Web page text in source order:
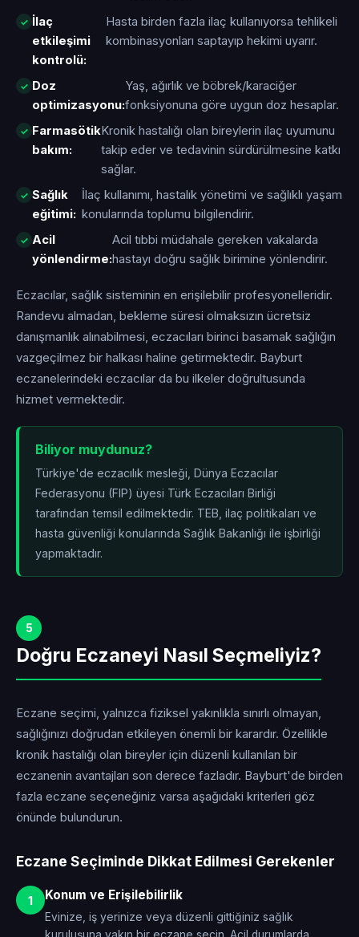
İlaç
etkileşimi
kontrolü:
Hasta birden fazla ilaç kullanıyorsa tehlikeli
kombinasyonları saptayıp hekimi uyarır.
Doz
optimizasyonu:
Yaş, ağırlık ve böbrek/karaciğer
fonksiyonuna göre uygun doz hesaplar.
Farmasötik
bakım:
Kronik hastalığı olan bireylerin ilaç uyumunu
takip eder ve tedavinin sürdürülmesine katkı
sağlar.
Sağlık
eğitimi:
İlaç kullanımı, hastalık yönetimi ve sağlıklı yaşam
konularında toplumu bilgilendirir.
Acil
yönlendirme:
Acil tıbbi müdahale gereken vakalarda
hastayı doğru sağlık birimine yönlendirir.
Eczacılar, sağlık sisteminin en erişilebilir profesyonelleridir.
Randevu almadan, bekleme süresi olmaksızın ücretsiz
danışmanlık alınabilmesi, eczacıları birinci basamak sağlığın
vazgeçilmez bir halkası haline getirmektedir. Bayburt
eczanelerindeki eczacılar da bu ilkeler doğrultusunda
hizmet vermektedir.
Biliyor muydunuz?
Türkiye'de eczacılık mesleği, Dünya Eczacılar
Federasyonu (FIP) üyesi Türk Eczacıları Birliği
tarafından temsil edilmektedir. TEB, ilaç politikaları ve
hasta güvenliği konularında Sağlık Bakanlığı ile işbirliği
yapmaktadır.
5
Doğru Eczaneyi Nasıl Seçmeliyiz?
Eczane seçimi, yalnızca fiziksel yakınlıkla sınırlı olmayan,
sağlığınızı doğrudan etkileyen önemli bir karardır. Özellikle
kronik hastalığı olan bireyler için düzenli kullanılan bir
eczanenin avantajları son derece fazladır. Bayburt'de birden
fazla eczane seçeneğiniz varsa aşağıdaki kriterleri göz
önünde bulundurun.
Eczane Seçiminde Dikkat Edilmesi Gerekenler
1 Konum ve Erişilebilirlik
Evinize, iş yerinize veya düzenli gittiğiniz sağlık